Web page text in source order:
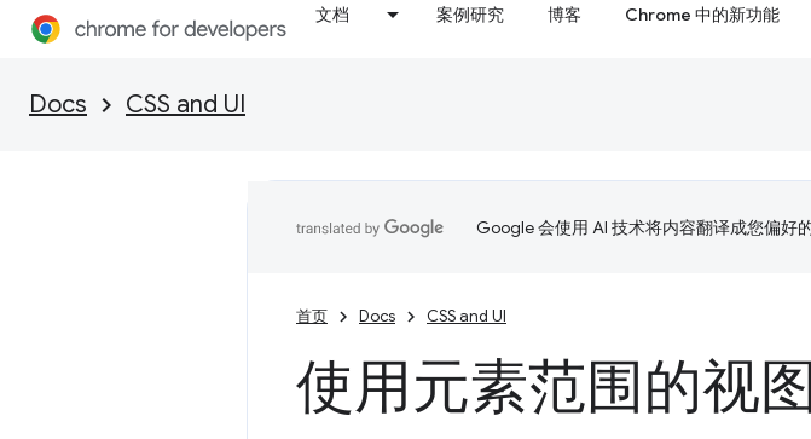
文档 案例研究 博客 Chrome 中的新功能
Docs CSS and UI
Google 会使用 AI 技术将内容翻译成您偏好
首页 Docs CSS and UI
使用元素范围的视